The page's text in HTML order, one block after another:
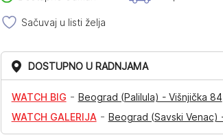
Sačuvaj u listi želja
DOSTUPNO U RADNJAMA
WATCH BIG - Beograd (Palilula) - Višnjička 84
WATCH GALERIJA- Beograd (Savski Venac)